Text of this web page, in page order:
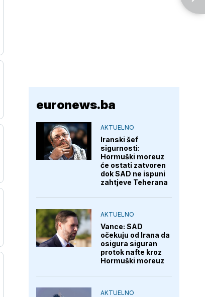
euronews.ba
AKTUELNO
Iranski šef
sigurnosti:
Hormuški moreuz
će ostati zatvoren
dok SAD ne ispuni
zahtjeve Teherana
AKTUELNO
Vance: SAD
očekuju od Irana da
osigura siguran
protok nafte kroz
Hormuški moreuz
AKTUELNO